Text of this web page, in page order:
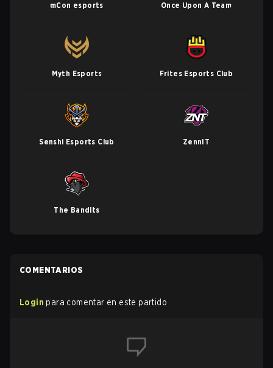
mCon esports Once Upon A Team
Myth Esports Frites Esports Club
Senshi Esports Club ZennIT
The Bandits
COMENTARIOS
Login para comentar en este partido